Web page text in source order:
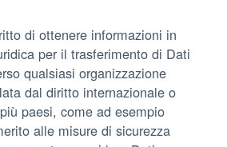
di ottenere informazioni in
per il trasferimento di Dati
qualsiasi organizzazione
dal diritto internazionale o
paesi, come ad esempio
alle misure di sicurezza